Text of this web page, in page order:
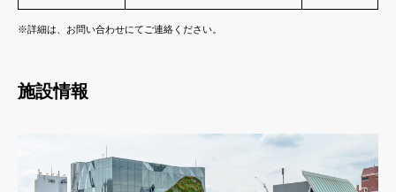
※詳細は、お問い合わせにてご連絡ください。
施設情報